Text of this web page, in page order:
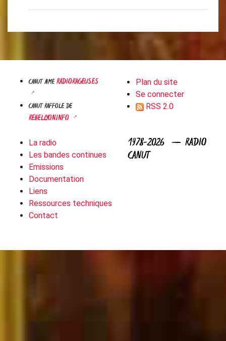
CANUT AIMERADIORAGEUSES
CANUT RAFFOLE DE
REBELLYON.INFO
Plan du site
Se connecter
RSS 2.0
La radio
Les bandes continues
Emissions
Documentation
Liens
Ressources techniques
Contact
1978-2026 — RADIO
CANUT